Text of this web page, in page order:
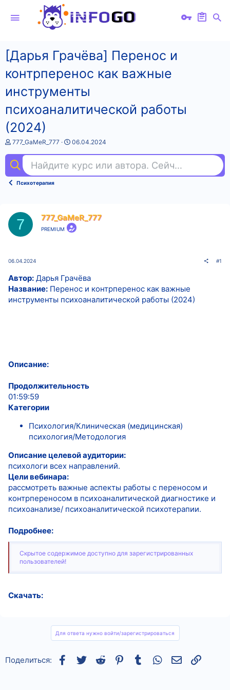
[Дарья Грачёва] Перенос и
контрперенос как важные
инструменты
психоаналитической работы
(2024)
А
т
о
т
777_GaMeR_777
Д
а
н
а
06.04.2024
Найдите курс или автора. Сейчас ищут
Психотерапия
7 777_GaMeR_777
PREMIUM
06.04.2024 #1
Автор: Дарья Грачёва
Название: Перенос и контрперенос как важные
инструменты психоаналитической работы (2024)
Описание:
Продолжительность
01:59:59
Категории
Психология/Клиническая (медицинская)
психология/Методология
Описание целевой аудитории:
психологи всех направлений.
Цели вебинара:
рассмотреть важные аспекты работы с переносом и
контрпереносом в психоаналитической диагностике и
психоанализе/ психоаналитической психотерапии.
Подробнее:
Скрытое содержимое доступно для зарегистрированных
пользователей!
Скачать:
Для ответа нужно войти/зарегистрироваться
Поделиться: Facebook
TwitterReddit Pinterest
Tumblr WhatsAppСсылка